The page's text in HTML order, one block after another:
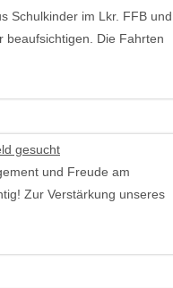
Schulkinder im Lkr. FFB und
beaufsichtigen. Die Fahrten
gesucht
und Freude am
Zur Verstärkung unseres